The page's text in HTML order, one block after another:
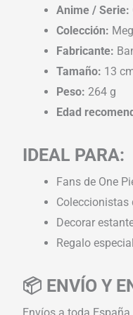
Anime / Serie:
Colección:
Fabricante:
Tamaño: 13
Peso: 264 g
Edad
IDEAL PARA:
Fans de One
Coleccionistas
Decorar
Regalo
📦 ENVÍO Y